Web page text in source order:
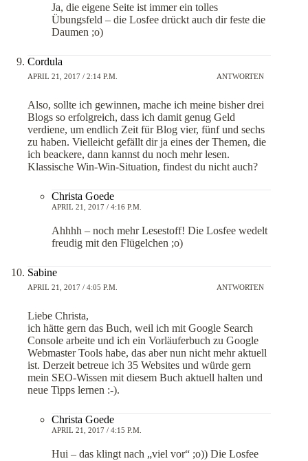
Ja, die eigene Seite ist immer ein tolles
Übungsfeld – die Losfee drückt auch dir feste die
Daumen ;o)
Cordula
APRIL 21, 2017 / 2:14 P.M. ANTWORTEN
Also, sollte ich gewinnen, mache ich meine bisher drei
Blogs so erfolgreich, dass ich damit genug Geld
verdiene, um endlich Zeit für Blog vier, fünf und sechs
zu haben. Vielleicht gefällt dir ja eines der Themen, die
ich beackere, dann kannst du noch mehr lesen.
Klassische Win-Win-Situation, findest du nicht auch?
Christa Goede
APRIL 21, 2017 / 4:16 P.M.
Ahhhh – noch mehr Lesestoff! Die Losfee wedelt
freudig mit den Flügelchen ;o)
Sabine
APRIL 21, 2017 / 4:05 P.M. ANTWORTEN
Liebe Christa,
ich hätte gern das Buch, weil ich mit Google Search
Console arbeite und ich ein Vorläuferbuch zu Google
Webmaster Tools habe, das aber nun nicht mehr aktuell
ist. Derzeit betreue ich 35 Websites und würde gern
mein SEO-Wissen mit diesem Buch aktuell halten und
neue Tipps lernen :-).
Christa Goede
APRIL 21, 2017 / 4:15 P.M.
Hui – das klingt nach „viel vor“ ;o)) Die Losfee